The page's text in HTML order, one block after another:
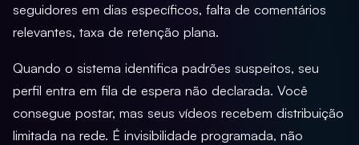
seguidores em dias específicos, falta de comentários
relevantes, taxa de retenção plana.
Quando o sistema identifica padrões suspeitos, seu
perfil entra em fila de espera não declarada. Você
consegue postar, mas seus vídeos recebem distribuição
limitada na rede. É invisibilidade programada, não